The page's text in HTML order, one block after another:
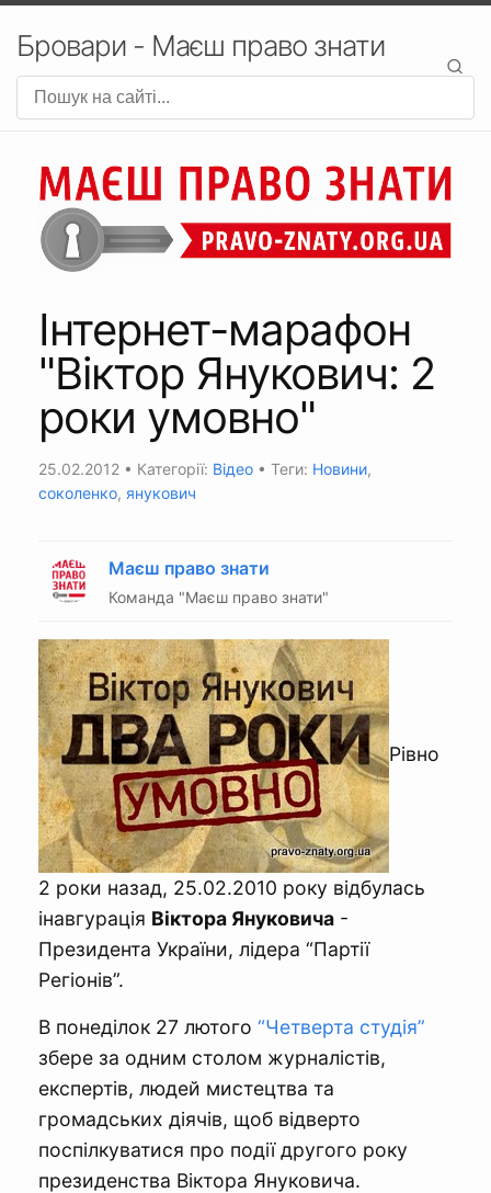
Бровари - Маєш право знати
Інтернет-марафон
"Віктор Янукович: 2
роки умовно"
25.02.2012 • Категорії: Відео • Теги: Новини,
соколенко, янукович
Маєш право знати
Команда "Маєш право знати"
Рівно
2 роки назад, 25.02.2010 року відбулась
інавгурація Віктора Януковича -
Президента України, лідера “Партії
Регіонів”.
В понеділок 27 лютого “Четверта студія”
збере за одним столом журналістів,
експертів, людей мистецтва та
громадських діячів, щоб відверто
поспілкуватися про події другого року
президенства Віктора Януковича.